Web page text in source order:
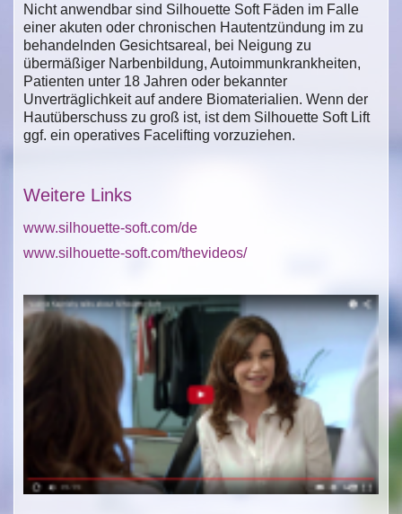
Nicht anwendbar sind Silhouette Soft Fäden im Falle
einer akuten oder chronischen Hautentzündung im zu
behandelnden Gesichtsareal, bei Neigung zu
übermäßiger Narbenbildung, Autoimmunkrankheiten,
Patienten unter 18 Jahren oder bekannter
Unverträglichkeit auf andere Biomaterialien. Wenn der
Hautüberschuss zu groß ist, ist dem Silhouette Soft Lift
ggf. ein operatives Facelifting vorzuziehen.
Weitere Links
www.silhouette-soft.com/de
www.silhouette-soft.com/thevideos/